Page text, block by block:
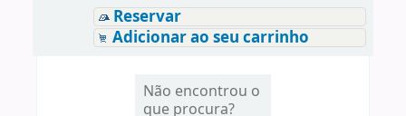
Reservar
Adicionar ao seu carrinho
Não encontrou o
que procura?